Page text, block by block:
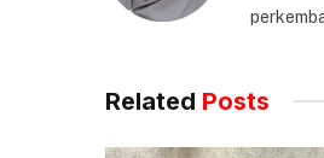
Related Posts